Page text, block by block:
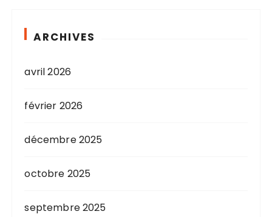
ARCHIVES
avril 2026
février 2026
décembre 2025
octobre 2025
septembre 2025